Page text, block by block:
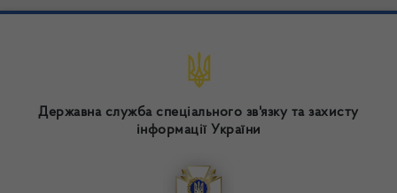
Державна служба спеціального зв'язку та захисту
інформації України